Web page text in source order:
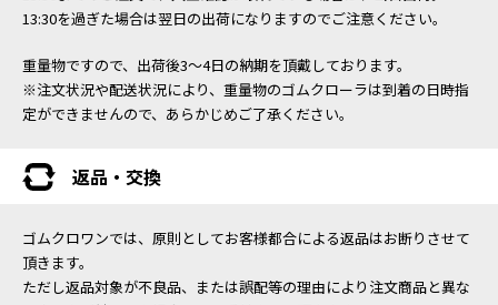
13:30を過ぎた場合は翌日の出荷になりますのでご注意ください。
重量物ですので、出荷後3～4日の納期を頂戴しております。
※注文状況や配送状況により、重量物のゴムクローラは到着の日時指
定ができませんので、あらかじめご了承ください。
返品・交換
ゴムクロワンでは、原則としてお客様都合による返品はお断りさせて
頂きます。
ただし返品対象が不良品、または誤配等の理由により注文商品と異な